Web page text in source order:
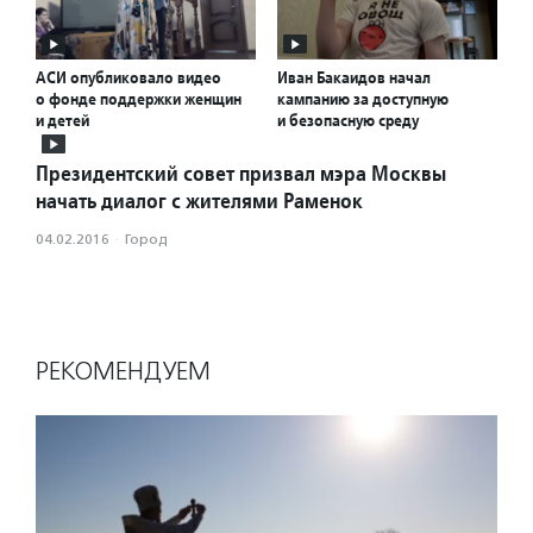
АСИ опубликовало видео
о фонде поддержки женщин
и детей
Иван Бакаидов начал
кампанию за доступную
и безопасную среду
Президентский совет призвал мэра Москвы
начать диалог с жителями Раменок
04.02.2016 · Город
РЕКОМЕНДУЕМ